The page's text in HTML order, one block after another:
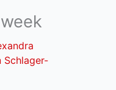
Schlager-